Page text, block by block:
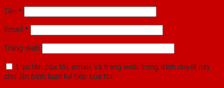
Tên *
Email *
Trang web
Lưu tên của tôi, email, và trang web trong trình duyệt này
cho lần bình luận kế tiếp của tôi.